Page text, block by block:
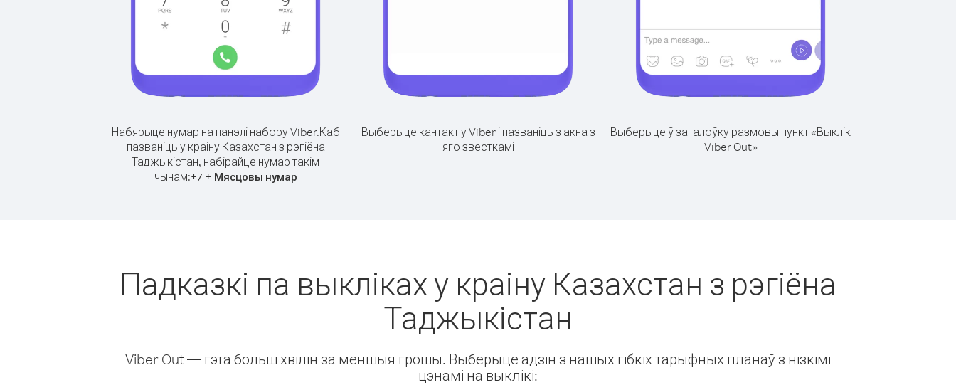
Набярыце нумар на панэлі набору Viber.Каб
пазваніць у краіну Казахстан з рэгіёна
Таджыкістан, набірайце нумар такім
чынам:+7+ Мясцовы нумар
Выберыце кантакт у Viber і пазваніць з акна з
яго звесткамі
Выберыце ў загалоўку размовы пункт «Выклік
Viber Out»
Падказкі па выкліках у краіну Казахстан з рэгіёна
Таджыкістан
Viber Out — гэта больш хвілін за меншыя грошы. Выберыце адзін з нашых гібкіх тарыфных планаў з нізкімі
цэнамі на выклікі: